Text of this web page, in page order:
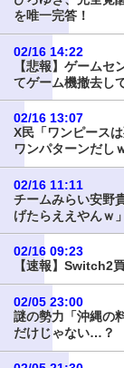
を唯一完答！
02/16 14:22
【悲報】ゲーム
てゲーム機撤去し
02/16 13:07
X民「ワンピース
ワンパターンだし
02/16 11:11
チームみらい安野
げたらええやんｗ」
02/16 09:23
【速報】Switch2
02/05 23:00
謎の勢力「沖縄の
だけじゃない…？